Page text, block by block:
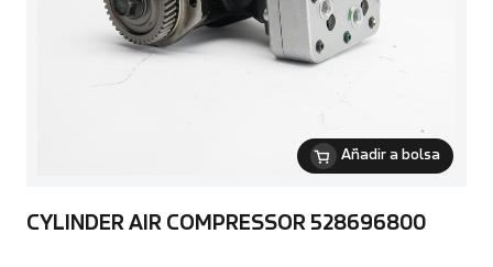
Añadir a bolsa
CYLINDER AIR COMPRESSOR 528696800